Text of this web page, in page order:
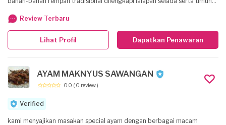
sayur, dan pecak telur. Lokasi strategis sekira 500 meter dari Boulevard
Grand Depok City, Depok, Jawa Barat.
Review Terbaru
Dapatkan Penawaran
Lihat Profil
AYAM MAKNYUS SAWANGAN
0.0 ( 0 review )
Verified
kami menyajikan masakan special ayam dengan berbagai macam